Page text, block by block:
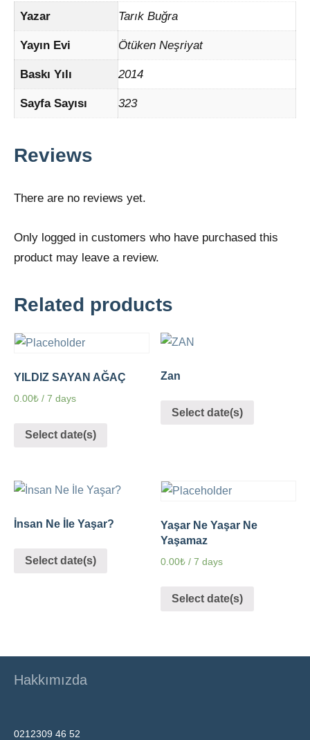
Yazar Tarık Buğra
Yayın Evi Ötüken Neşriyat
Baskı Yılı 2014
Sayfa Sayısı 323
Reviews
There are no reviews yet.
Only logged in customers who have purchased this
product may leave a review.
Related products
YILDIZ SAYAN AĞAÇ
0.00₺ / 7 days
Select date(s)
Zan
Select date(s)
İnsan Ne İle Yaşar?
Select date(s)
Yaşar Ne Yaşar Ne
Yaşamaz
0.00₺ / 7 days
Select date(s)
Hakkımızda
0212309 46 52